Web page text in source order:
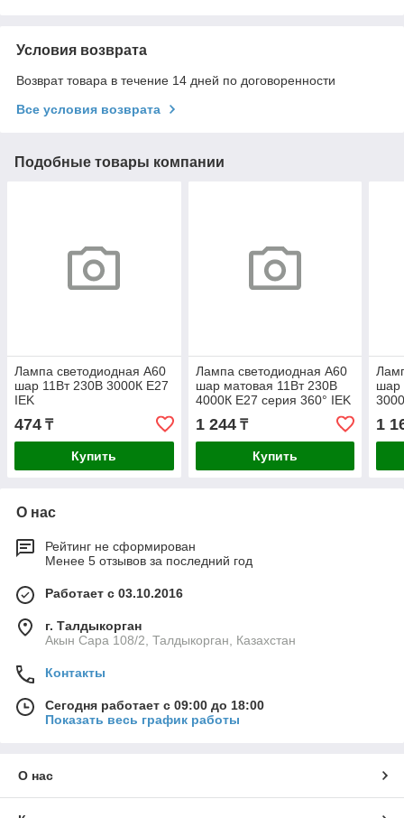
Условия возврата
Возврат товара в течение 14 дней по договоренности
Все условия возврата
Подобные товары компании
Лампа светодиодная A60
шар 11Вт 230В 3000К E27
IEK
474 ₸
Купить
Лампа светодиодная A60
шар матовая 11Вт 230В
4000К E27 серия 360° IEK
1 244₸
Купить
шар
1
О нас
Рейтинг не сформирован
Менее 5 отзывов за последний год
Работает с 03.10.2016
г. Талдыкорган
Акын Сара 108/2, Талдыкорган, Казахстан
Контакты
Сегодня работает с 09:00 до 18:00
Показать весь график работы
О нас